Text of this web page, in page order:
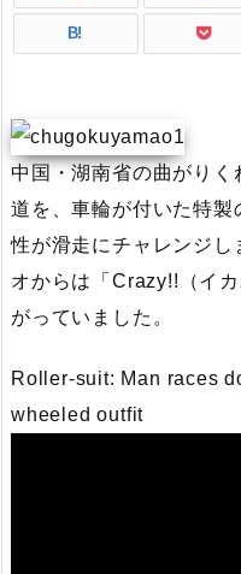
B!
中国・湖南省の曲がりく
道を、車輪が付いた特製
性が滑走にチャレンジし
オからは「Crazy!!（イ
がっていました。
Roller-suit: Man races
wheeled outfit